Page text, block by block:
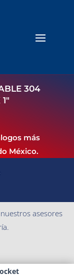
304
más
México.
asesores